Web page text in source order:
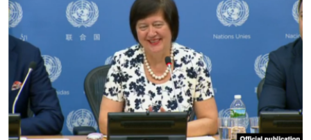
ပင်မ
အ
စာမျက်နှာ
သို့
ကျော်
ကြည့်
ရုပ်ရှင်ထဲက အင်္ဂလိပ်စာ
သုတပဒေသာ အင်္ဂလိပ်စာ
တီဗွီ
ရေဒီယို/တီဗွီအစီအစဉ်
Learning English
ဗွီအိုအေ လူမှုကွန်ယက်များ